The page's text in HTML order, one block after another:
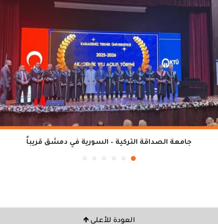
جامعة الصداقة التركية – السورية في دمشق قريباً
العودة للأعلى 🡹